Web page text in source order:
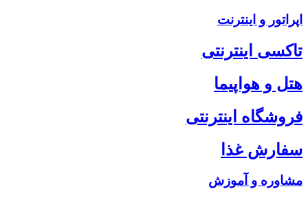
اپراتور و اینترنت
تاکسی اینترنتی
هتل و هواپیما
فروشگاه اینترنتی
سفارش غذا
مشاوره و آموزش